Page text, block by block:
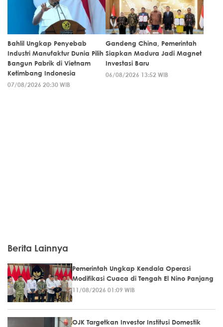
Bahlil Ungkap Penyebab
Industri Manufaktur Dunia Pilih
Bangun Pabrik di Vietnam
Ketimbang Indonesia
07/08/2026 20:30 WIB
Gandeng China, Pemerintah
Siapkan Madura Jadi Magnet
Investasi Baru
06/08/2026 13:52 WIB
Berita Lainnya
Pemerintah Ungkap Kendala Operasi
Modifikasi Cuaca di Tengah El Nino Panjang
11/08/2026 01:09 WIB
OJK Targetkan Investor Institusi Domestik